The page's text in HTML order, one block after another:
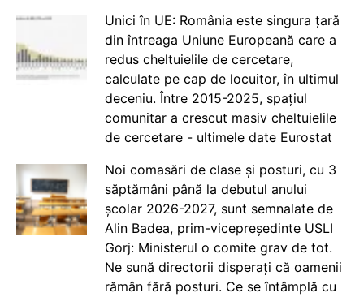
Unici în UE: România este singura țară
din întreaga Uniune Europeană care a
redus cheltuielile de cercetare,
calculate pe cap de locuitor, în ultimul
deceniu. Între 2015-2025, spațiul
comunitar a crescut masiv cheltuielile
de cercetare - ultimele date Eurostat
Noi comasări de clase și posturi, cu 3
săptămâni până la debutul anului
școlar 2026-2027, sunt semnalate de
Alin Badea, prim-vicepreședinte USLI
Gorj: Ministerul o comite grav de tot.
Ne sună directorii disperați că oamenii
rămân fără posturi. Ce se întâmplă cu